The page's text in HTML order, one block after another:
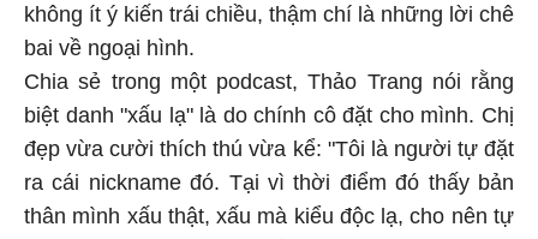
không ít ý kiến trái chiều, thậm chí là những lời chê
bai về ngoại hình.
Chia sẻ trong một podcast, Thảo Trang nói rằng
biệt danh "xấu lạ" là do chính cô đặt cho mình. Chị
đẹp vừa cười thích thú vừa kể: "Tôi là người tự đặt
ra cái nickname đó. Tại vì thời điểm đó thấy bản
thân mình xấu thật, xấu mà kiểu độc lạ, cho nên tự